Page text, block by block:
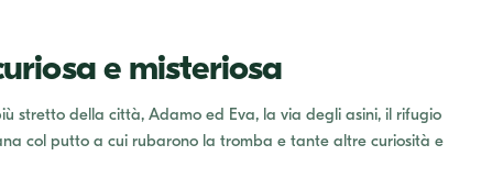
e misteriosa
stretto della città, Adamo ed Eva, la via degli asini, il rifugio
col putto a cui rubarono la tromba e tante altre curiosità e